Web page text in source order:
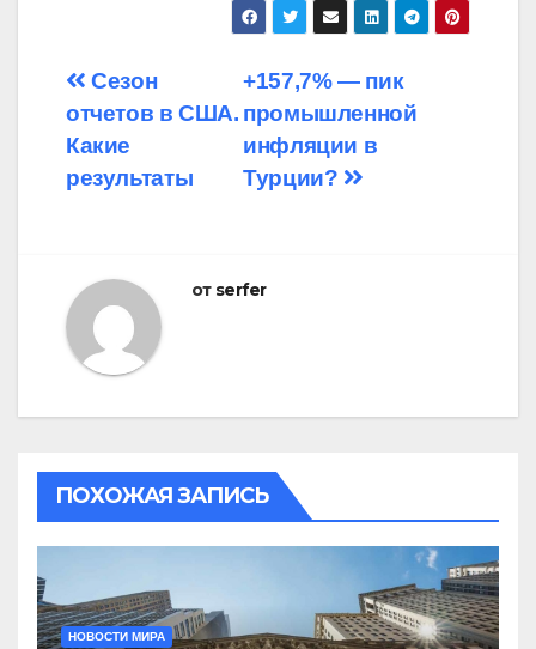
Навигация
по
записям
+157,7% — пик
промышленной
инфляции в
Турции?
Сезон
отчетов в США.
Какие
результаты
от serfer
ПОХОЖАЯ ЗАПИСЬ
НОВОСТИ МИРА